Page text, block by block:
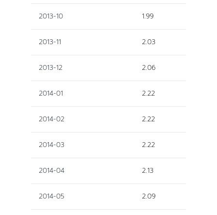
2013-10 1.99
2013-11 2.03
2013-12 2.06
2014-01 2.22
2014-02 2.22
2014-03 2.22
2014-04 2.13
2014-05 2.09